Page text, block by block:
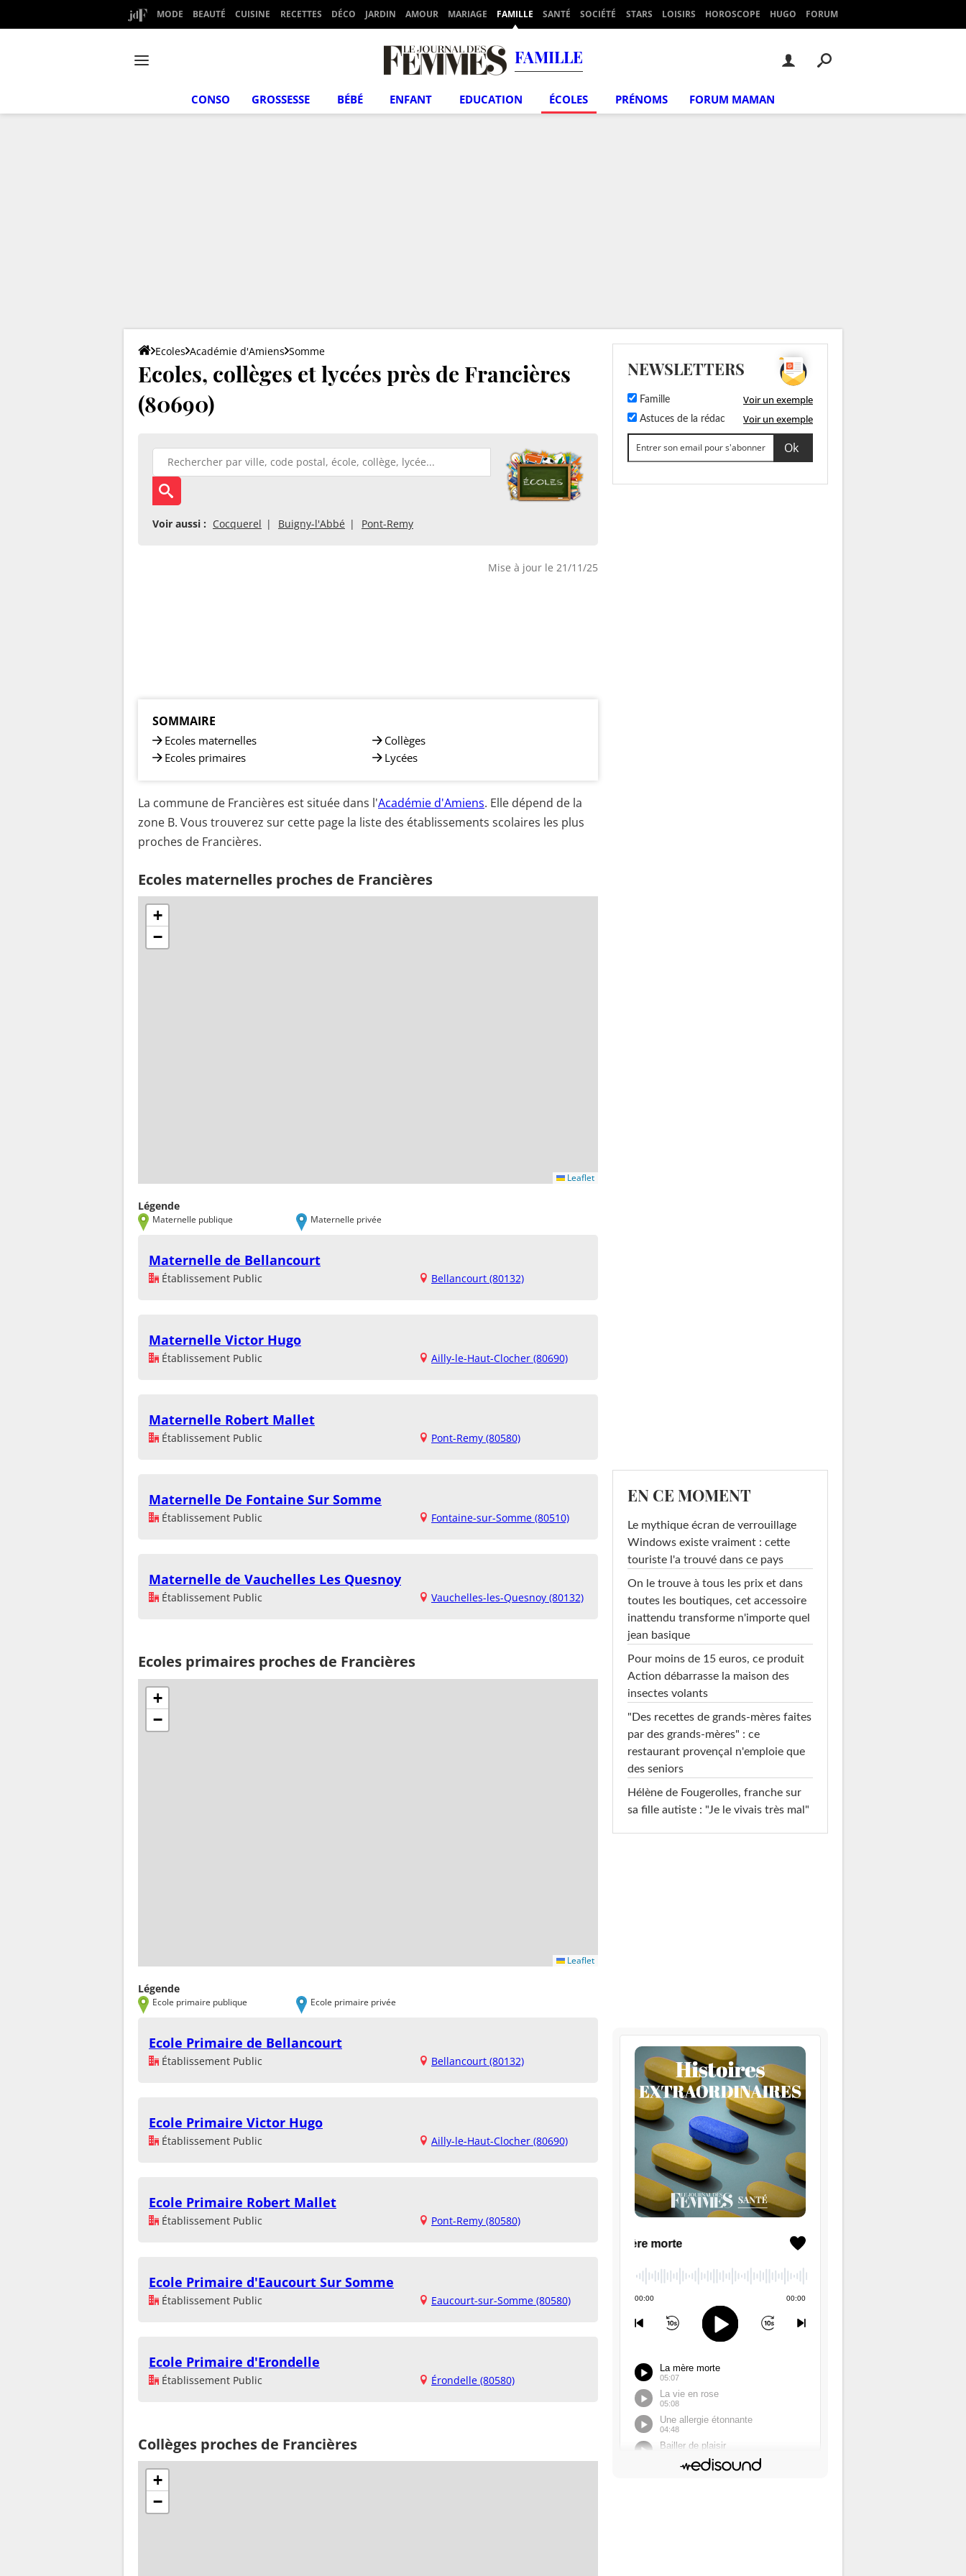
MODE BEAUTÉ CUISINE RECETTES DÉCO JARDIN AMOUR MARIAGE FAMILLE SANTÉ SOCIÉTÉ STARS LOISIRS HOROSCOPE HUGO FORUM
FAMILLE
CONSO GROSSESSE BÉBÉ ENFANT EDUCATION ÉCOLES PRÉNOMS FORUM MAMAN
Ecoles Académie d'Amiens Somme
Ecoles, collèges et lycées près de Francières
(80690)
Voir aussi : Cocquerel Buigny-l'Abbé Pont-Remy
Mise à jour le 21/11/25
SOMMAIRE
Ecoles maternelles
Ecoles primaires
Collèges
Lycées
La commune de Francières est située dans l'Académie d'Amiens. Elle dépend de la
zone B. Vous trouverez sur cette page la liste des établissements scolaires les plus
proches de Francières.
Ecoles maternelles proches de Francières
+
−
Leaflet
Légende
Maternelle publique Maternelle privée
Maternelle de Bellancourt
Établissement Public Bellancourt (80132)
Maternelle Victor Hugo
Établissement Public Ailly-le-Haut-Clocher (80690)
Maternelle Robert Mallet
Établissement Public Pont-Remy (80580)
Maternelle De Fontaine Sur Somme
Établissement Public Fontaine-sur-Somme (80510)
Maternelle de Vauchelles Les Quesnoy
Établissement Public Vauchelles-les-Quesnoy (80132)
Ecoles primaires proches de Francières
+
−
Leaflet
Légende
Ecole primaire publique Ecole primaire privée
Ecole Primaire de Bellancourt
Établissement Public Bellancourt (80132)
Ecole Primaire Victor Hugo
Établissement Public Ailly-le-Haut-Clocher (80690)
Ecole Primaire Robert Mallet
Établissement Public Pont-Remy (80580)
Ecole Primaire d'Eaucourt Sur Somme
Établissement Public Eaucourt-sur-Somme (80580)
Ecole Primaire d'Erondelle
Établissement Public Érondelle (80580)
Collèges proches de Francières
+
−
NEWSLETTERS
Famille Voir un exemple
Astuces de la rédac Voir un exemple
EN CE MOMENT
Le mythique écran de verrouillage
Windows existe vraiment : cette
touriste l'a trouvé dans ce pays
On le trouve à tous les prix et dans
toutes les boutiques, cet accessoire
inattendu transforme n'importe quel
jean basique
Pour moins de 15 euros, ce produit
Action débarrasse la maison des
insectes volants
"Des recettes de grands-mères faites
par des grands-mères" : ce
restaurant provençal n'emploie que
des seniors
Hélène de Fougerolles, franche sur
sa fille autiste : "Je le vivais très mal"